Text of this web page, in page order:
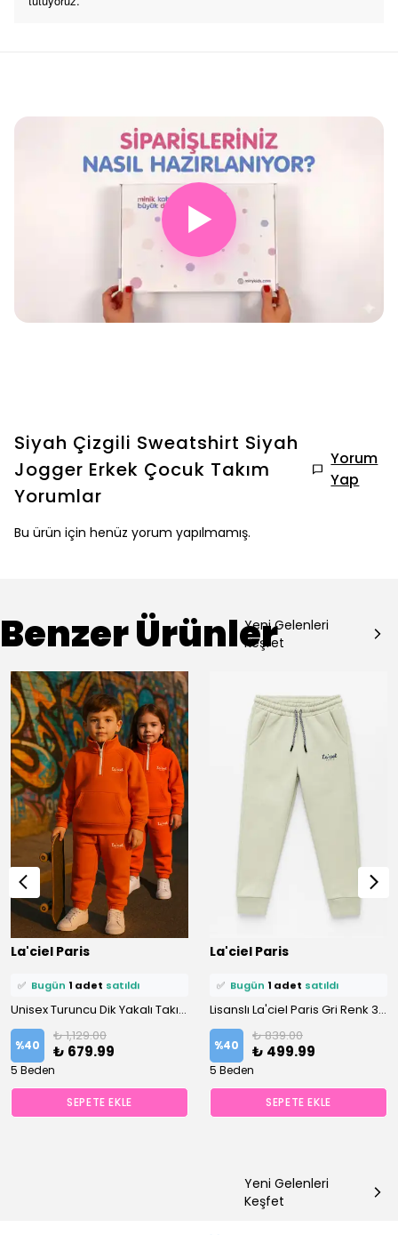
▶
Siyah Çizgili Sweatshirt Siyah
Jogger Erkek Çocuk Takım
Yorumlar
Yorum
Yap
Bu ürün için henüz yorum yapılmamış.
Benzer ÜrünlerYeni Gelenleri
Keşfet
La'ciel Paris
⭐️ Bu ürünü2 kişifavoriledi!
✅ Bugün 1 adet satıldı
Unisex Turuncu Dik Yakalı Takım
%40
₺ 1,129.00
₺ 679.99
5 Beden
SEPETE EKLE
La'ciel Paris
✅ Bugün 1 adet satıldı
Lisanslı La'ciel Paris Gri Renk 3 İplik Erkek Çocuk Eşofman Altı
%40
₺ 839.00
₺ 499.99
5 Beden
SEPETE EKLE
Yeni Gelenleri
Keşfet